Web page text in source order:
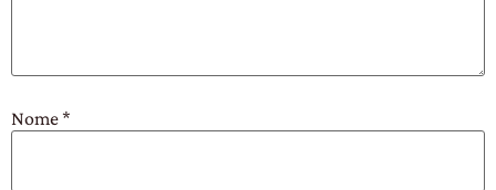
Nome*